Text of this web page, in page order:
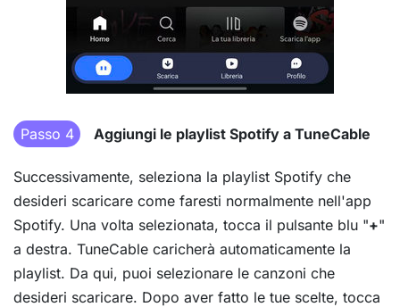
Passo 4 Aggiungi le playlist Spotify a TuneCable
Successivamente, seleziona la playlist Spotify che
desideri scaricare come faresti normalmente nell'app
Spotify. Una volta selezionata, tocca il pulsante blu "+"
a destra. TuneCable caricherà automaticamente la
playlist. Da qui, puoi selezionare le canzoni che
desideri scaricare. Dopo aver fatto le tue scelte, tocca